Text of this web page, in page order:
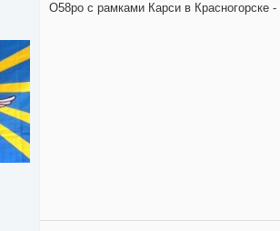
О58ро с рамками Карси в Красногорске -